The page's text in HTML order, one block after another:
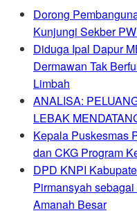
Dorong
Kunjungi Sekber
Diduga Ipal Dapur
Dermawan Tak
Limbah
ANALISA:
LEBAK
Kepala Puskesmas
dan CKG Program
DPD KNPI
Pirmansyah
Amanah Besar